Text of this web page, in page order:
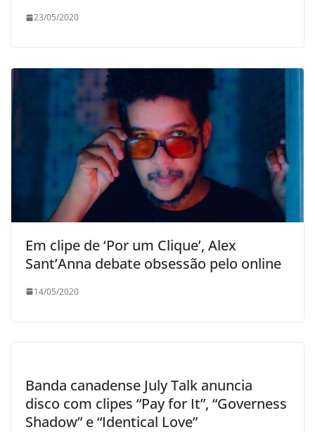
23/05/2020
Em clipe de ‘Por um Clique’, Alex
Sant’Anna debate obsessão pelo online
14/05/2020
Banda canadense July Talk anuncia
disco com clipes “Pay for It”, “Governess
Shadow” e “Identical Love”